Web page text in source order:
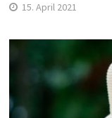
15. April 2021